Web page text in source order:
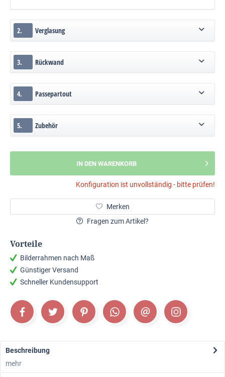
2. Verglasung
3. Rückwand
4. Passepartout
5. Zubehör
IN DEN WARENKORB
Konfiguration ist unvollständig - bitte prüfen!
Merken
Fragen zum Artikel?
Vorteile
Bilderrahmen nach Maß
Günstiger Versand
Schneller Kundensupport
Beschreibung
mehr